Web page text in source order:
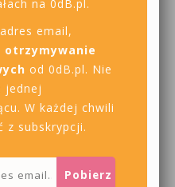
na 0dB.pl.
email,
otrzymywanie
od 0dB.pl. Nie
jednej
W każdej chwili
z subskrypcji.